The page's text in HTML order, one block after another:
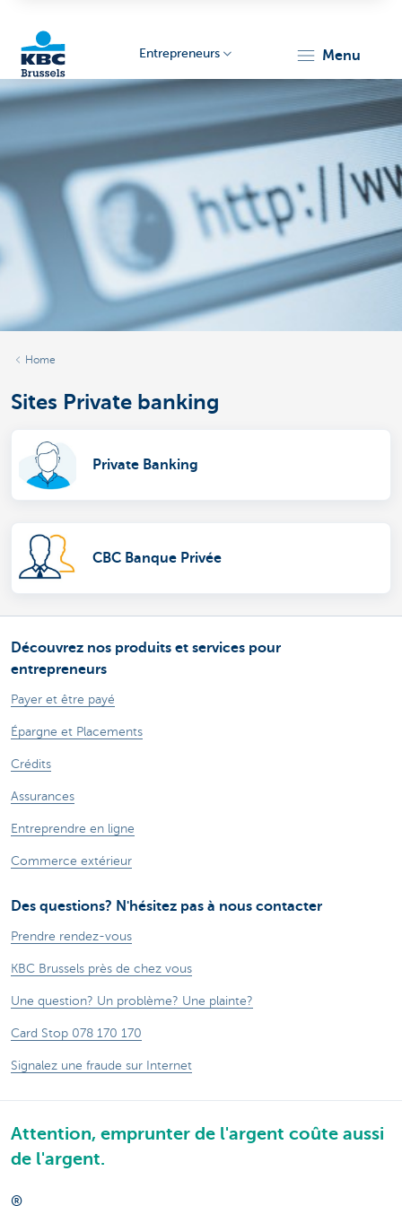
KBC
Entrepreneurs menu
Home
Sites Private banking
Private Banking
CBC Banque Privée
Découvrez nos produits et services pour
entrepreneurs
Payer et être payé
Épargne et Placements
Crédits
Assurances
Entreprendre en ligne
Commerce extérieur
Des questions? N'hésitez pas à nous contacter
Prendre rendez-vous
KBC Brussels près de chez vous
Une question? Un problème? Une plainte?
Card Stop 078 170 170
Signalez une fraude sur Internet
Attention, emprunter de l'argent coûte aussi
de l'argent.
®